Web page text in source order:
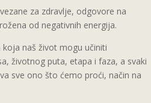
za zdravlje, odgovore na
od negativnih energija.
naš život mogu učiniti
životnog puta, etapa i faza, a svaki
sve ono što ćemo proći, način na